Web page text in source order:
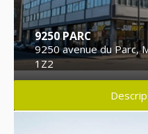
9250 PARC
9250 avenue du Parc,
1Z2